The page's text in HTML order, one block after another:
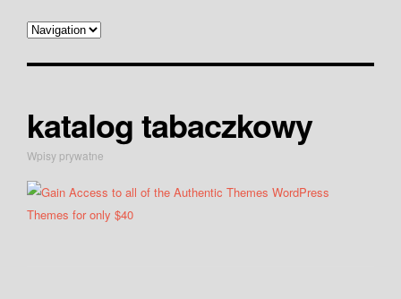
katalog tabaczkowy
Wpisy prywatne